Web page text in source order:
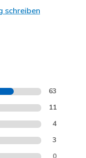
schreiben
63
11
4
3
0